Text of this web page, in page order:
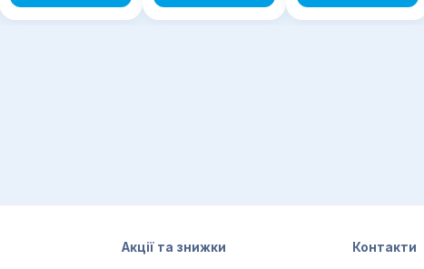
Акції та знижки Контакти